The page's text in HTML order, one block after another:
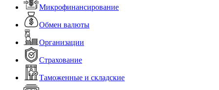
Микрофинансирование
Обмен валюты
Организации
Страхование
Таможенные и складские